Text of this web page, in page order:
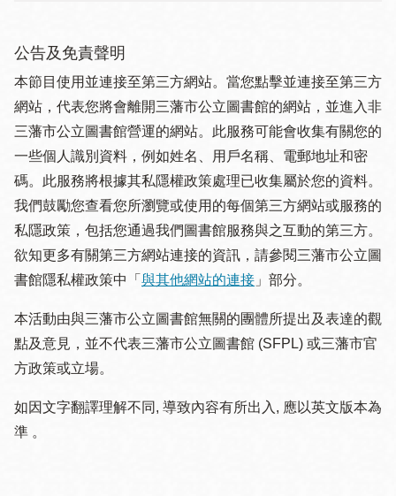
公告及免責聲明
本節目使用並連接至第三方網站。當您點擊並連接至第三方
網站，代表您將會離開三藩市公立圖書館的網站，並進入非
三藩市公立圖書館營運的網站。此服務可能會收集有關您的
一些個人識別資料，例如姓名、用戶名稱、電郵地址和密
碼。此服務將根據其私隱權政策處理已收集屬於您的資料。
我們鼓勵您查看您所瀏覽或使用的每個第三方網站或服務的
私隱政策，包括您通過我們圖書館服務與之互動的第三方。
欲知更多有關第三方網站連接的資訊，請參閱三藩市公立圖
書館隱私權政策中「 與其他網站的連接 」部分。
本活動由與三藩市公立圖書館無關的團體所提出及表達的觀
點及意見，並不代表三藩市公立圖書館 (SFPL) 或三藩市官
方政策或立場。
如因文字翻譯理解不同, 導致內容有所出入, 應以英文版本為
準 。